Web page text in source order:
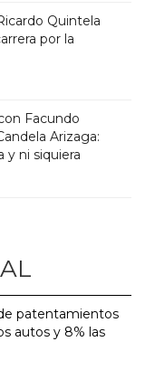
Quintela
por la
Facundo
Arizaga:
y ni siquiera
patentamientos
autos y 8% las